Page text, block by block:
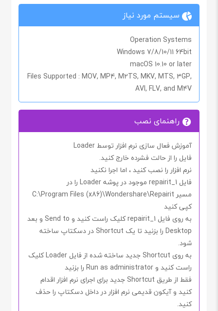
سیستم مورد نیاز
Operation Systems
Windows 7/8/10/11 64bit
macOS 10.10 or later
Files Supported : MOV, MP4, M2TS, MKV, MTS, 3GP,
AVI, FLV, and M4V
راهنمای نصب
آموزش فعال سازی نرم افزار توسط Loader
فایل را از حالت فشرده خارج کنید.
نرم افزار را نصب کنید ، اما اجرا نکنید
فایل repairit_1 موجود در پوشهLoader را در
مسیرC:\Program Files (x86)\Wondershare\Repairit
کپی کنید
به روی فایل repairit_1کلیک راست کنید و Send to و بعد
Desktop را بزنید تا یک Shortcut در دسکتاپ ساخته
شود.
به روی Shortcut جدید ساخته شده از فایلLoaderکلیک
راست کنید وRun as administrator
را بزنید
فقط از طریق Shortcut جدید برای اجرای نرم افزار اقدام
کنید و آیکون قدیمی نرم افزار در داخل دسکتاپ را حذف
کنید.